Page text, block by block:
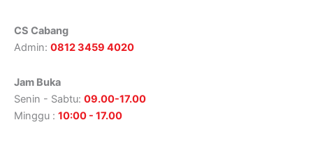
CS Cabang
Admin: 0812 3459 4020
Jam Buka
Senin - Sabtu: 09.00-17.00
Minggu : 10:00 - 17.00